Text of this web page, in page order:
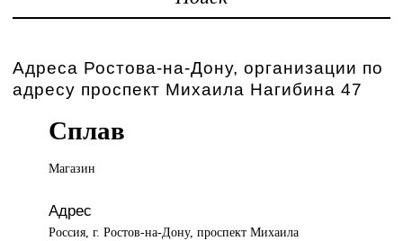
Адреса Ростова-на-Дону, организации по
адресу проспект Михаила Нагибина 47
Сплав
Магазин
Адрес
Россия, г. Ростов-на-Дону, проспект Михаила